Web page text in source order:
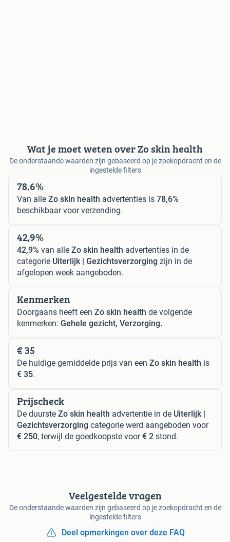
Wat je moet weten over Zo skin health
De onderstaande waarden zijn gebaseerd op je zoekopdracht en de
ingestelde filters
78,6%
Van alle Zo skin health advertenties is 78,6%
beschikbaar voor verzending.
42,9%
42,9% van alle Zo skin health advertenties in de
categorie Uiterlijk | Gezichtsverzorging zijn in de
afgelopen week aangeboden.
Kenmerken
Doorgaans heeft een Zo skin health de volgende
kenmerken: Gehele gezicht, Verzorging.
€ 35
De huidige gemiddelde prijs van een Zo skin health is
€ 35.
Prijscheck
De duurste Zo skin health advertentie in de Uiterlijk |
Gezichtsverzorging categorie werd aangeboden voor
€ 250, terwijl de goedkoopste voor€ 2 stond.
Veelgestelde vragen
De onderstaande waarden zijn gebaseerd op je zoekopdracht en de
ingestelde filters
Deel opmerkingen over deze FAQ